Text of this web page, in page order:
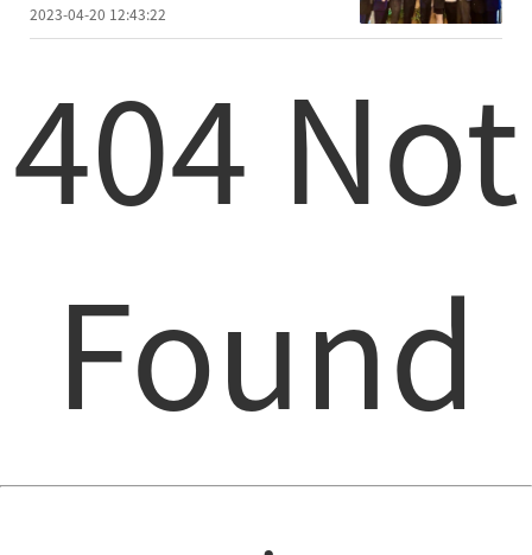
2023-04-20 12:43:22
404 Not
Found